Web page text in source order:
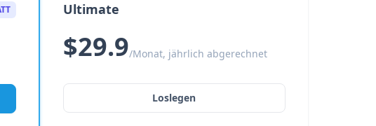
Ultimate
$29.9/Monat, jährlich abgerechnet
Loslegen